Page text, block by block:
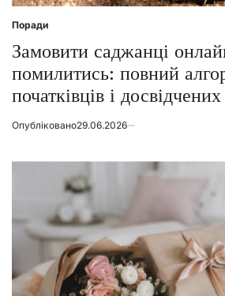
Posted
in
Поради
Замовити саджанці
помилитись: повний
початківців і
Опубліковано29.06.2026